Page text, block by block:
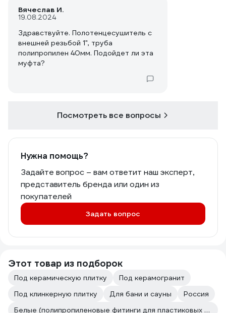
Вячеслав И.
19.08.2024
Здравствуйте. Полотенцесушитель с
внешней резьбой 1", труба
полипропилен 40мм. Подойдет ли эта
муфта?
Посмотреть все вопросы
Нужна помощь?
Задайте вопрос – вам ответит наш эксперт,
представитель бренда или один из
покупателей
Задать вопрос
Этот товар из подборок
Под керамическую плитку
Под керамогранит
Под клинкерную плитку
Для бани и сауны
Россия
Белые (полипропиленовые фитинги для пластиковых труб)